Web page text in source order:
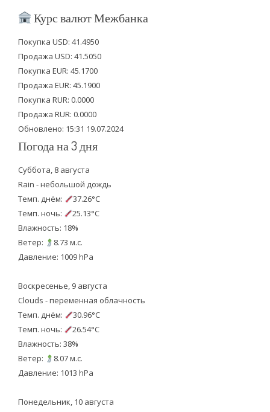
i
t
e
r
c
b
o
o
k
u
u
b
e
Курс валют Межбанка
Покупка USD: 41.4950
Продажа USD: 41.5050
Покупка EUR: 45.1700
Продажа EUR: 45.1900
Покупка RUR: 0.0000
Продажа RUR: 0.0000
Обновлено: 15:31 19.07.2024
Погода на 3 дня
Суббота, 8 августа
Rain - небольшой дождь
Темп. днём:
37.26°C
Темп. ночь:
25.13°C
Влажность: 18%
Ветер:
8.73 м.с.
Давление: 1009 hPa
Воскресенье, 9 августа
Clouds - переменная облачность
Темп. днём:
30.96°C
Темп. ночь:
26.54°C
Влажность: 38%
Ветер:
8.07 м.с.
Давление: 1013 hPa
Понедельник, 10 августа